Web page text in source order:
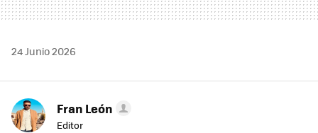
24 Junio 2026
Fran León
Editor